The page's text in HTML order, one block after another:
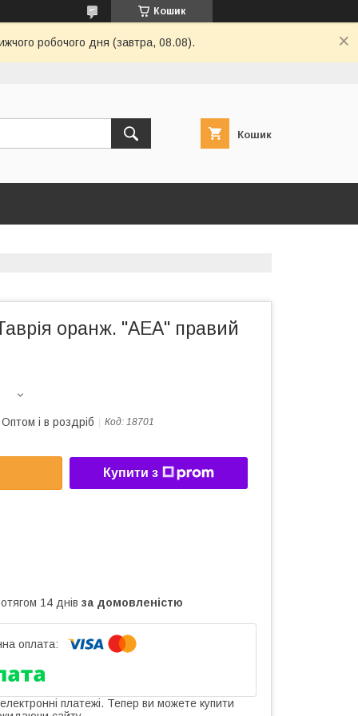
Кошик
робочого дня (завтра, 08.08).
Кошик
оранж. "АЕА" правий
Оптом і в роздріб Код: 18701
Купити з
14 днів за домовленістю
платежі. Тепер ви можете купити